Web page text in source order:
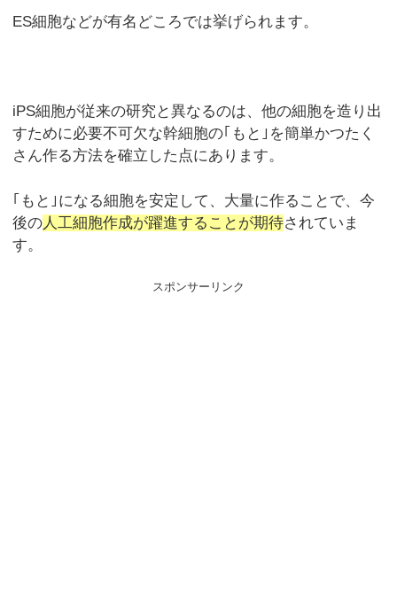
ES細胞などが有名どころでは挙げられます。
iPS細胞が従来の研究と異なるのは、他の細胞を造り出
すために必要不可欠な幹細胞の｢もと｣を簡単かつたく
さん作る方法を確立した点にあります。
｢もと｣になる細胞を安定して、大量に作ることで、今
後の 人工細胞作成が躍進することが期待されていま
す。
スポンサーリンク